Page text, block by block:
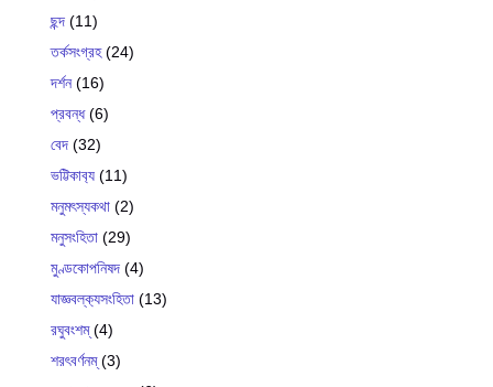
ছন্দ (11)
তর্কসংগ্রহ(24)
দর্শন(16)
প্রবন্ধ(6)
বেদ (32)
ভট্টিকাব‍্য (11)
মনুমৎস্যকথা (2)
মনুসংহিতা (29)
মুণ্ডকোপনিষদ (4)
যাজ্ঞবল্ক‍্যসংহিতা (13)
রঘুবংশম্(4)
শরৎবর্ণনম্(3)